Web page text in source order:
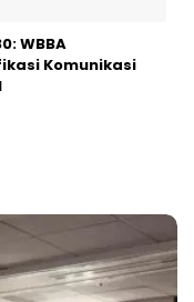
WBBA
Komunikasi